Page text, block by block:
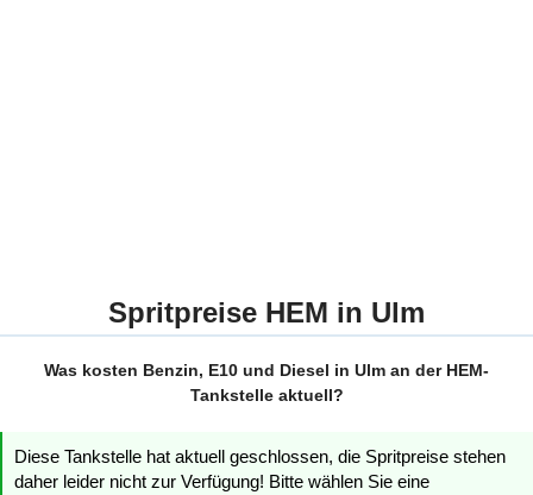
Spritpreise HEM in Ulm
Was kosten Benzin, E10 und Diesel in Ulm an der HEM-
Tankstelle aktuell?
Diese Tankstelle hat aktuell geschlossen, die Spritpreise stehen
daher leider nicht zur Verfügung! Bitte wählen Sie eine